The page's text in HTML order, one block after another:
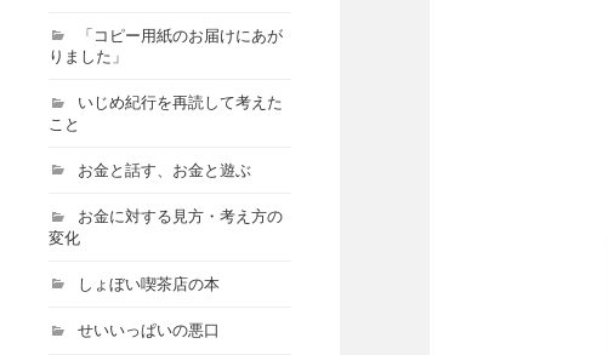
「コピー用紙のお届けにあが
りました」
いじめ紀行を再読して考えた
こと
お金と話す、お金と遊ぶ
お金に対する見方・考え方の
変化
しょぼい喫茶店の本
せいいっぱいの悪口